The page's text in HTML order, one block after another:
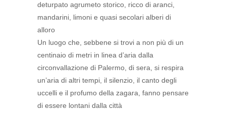
deturpato agrumeto storico, ricco di aranci,
mandarini, limoni e quasi secolari alberi di
alloro
Un luogo che, sebbene si trovi a non più di un
centinaio di metri in linea d’aria dalla
circonvallazione di Palermo, di sera, si respira
un’aria di altri tempi, il silenzio, il canto degli
uccelli e il profumo della zagara, fanno pensare
di essere lontani dalla città